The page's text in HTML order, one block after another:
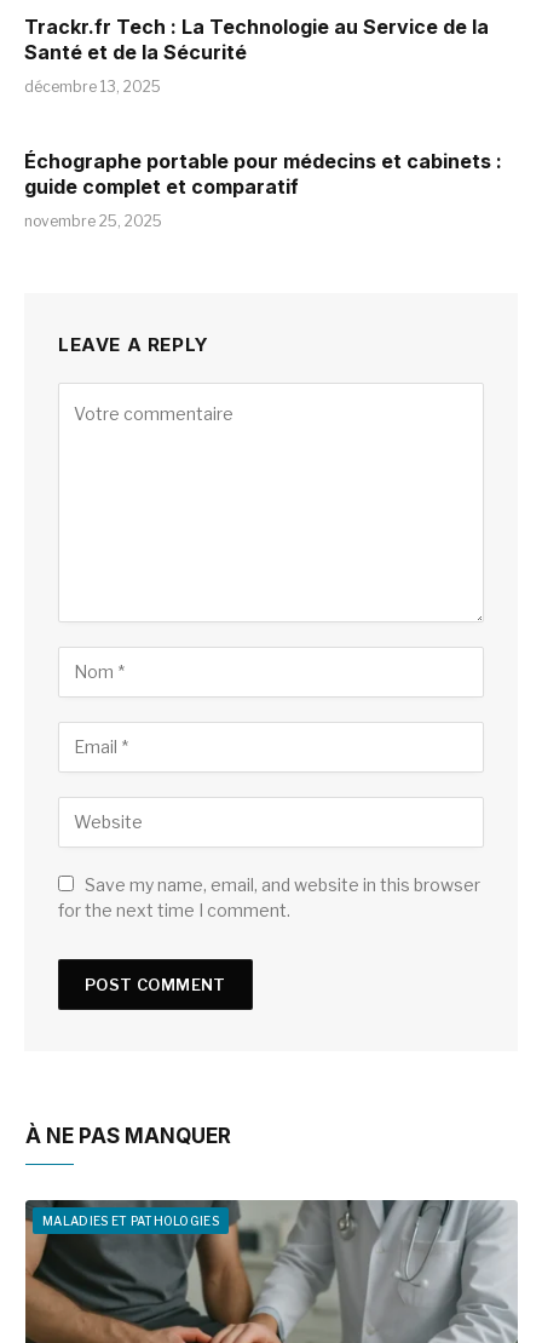
Trackr.fr Tech : La Technologie au Service de la
Santé et de la Sécurité
décembre 13, 2025
Échographe portable pour médecins et cabinets :
guide complet et comparatif
novembre 25, 2025
LEAVE A REPLY
Save my name, email, and website in this browser
for the next time I comment.
À NE PAS MANQUER
MALADIES ET PATHOLOGIES